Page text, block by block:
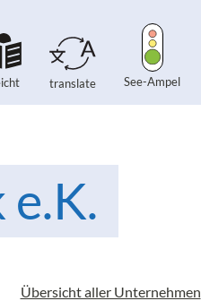
translate See-Ampel
Übersicht aller Unternehmen